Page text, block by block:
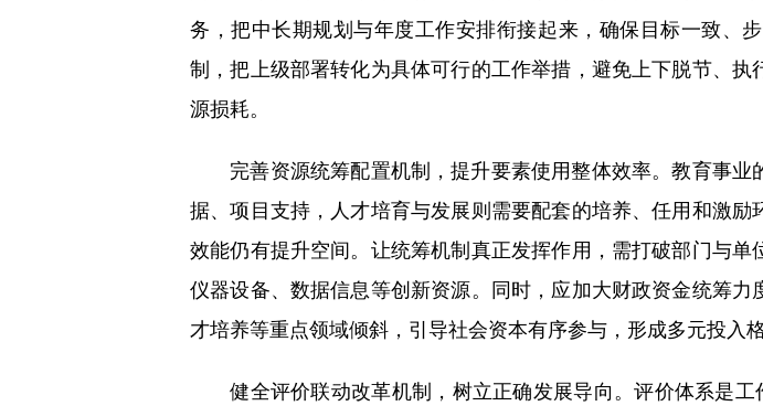
务，把中长期规划与年度工作安排衔接起来，确保目标一致、
制，把上级部署转化为具体可行的工作举措，避免上下脱节、
源损耗。
完善资源统筹配置机制，提升要素使用整体效率。教育事业
据、项目支持，人才培育与发展则需要配套的培养、任用和激
效能仍有提升空间。让统筹机制真正发挥作用，需打破部门与
仪器设备、数据信息等创新资源。同时，应加大财政资金统筹
才培养等重点领域倾斜，引导社会资本有序参与，形成多元投入
健全评价联动改革机制，树立正确发展导向。评价体系是工